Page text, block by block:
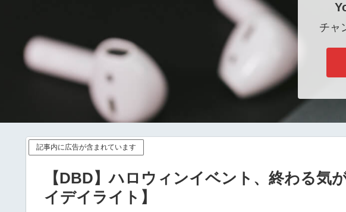
チャ
記事内に広告が含まれています
【DBD】ハロウィンイベント、終わる気
イデイライト】